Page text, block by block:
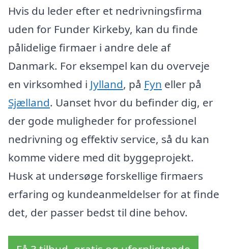
Hvis du leder efter et nedrivningsfirma
uden for Funder Kirkeby, kan du finde
pålidelige firmaer i andre dele af
Danmark. For eksempel kan du overveje
en virksomhed i Jylland, på Fyn eller på
Sjælland. Uanset hvor du befinder dig, er
der gode muligheder for professionel
nedrivning og effektiv service, så du kan
komme videre med dit byggeprojekt.
Husk at undersøge forskellige firmaers
erfaring og kundeanmeldelser for at finde
det, der passer bedst til dine behov.